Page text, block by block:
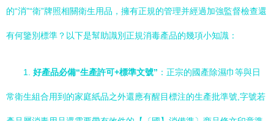
的“消”“衛”牌照相關衛生用品，擁有正規的管理并經過加強監督檢查還
有何鑒別標準？以下是幫助識別正規消毒產品的幾項小知識：
1. 好產品必備“生產許可+標準文號” ：正宗的國產除濕巾等與日
常衛生組合用到的家庭紙品之外還應有醒目標注的生產批準號,字號若